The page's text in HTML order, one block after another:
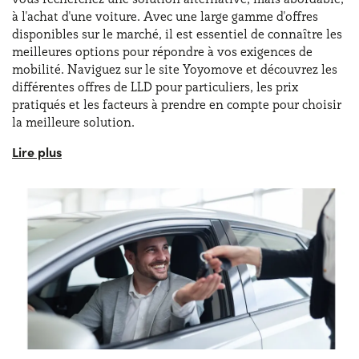
à l'achat d'une voiture. Avec une large gamme d'offres
disponibles sur le marché, il est essentiel de connaître les
meilleures options pour répondre à vos exigences de
mobilité. Naviguez sur le site Yoyomove et découvrez les
différentes offres de LLD pour particuliers, les prix
pratiqués et les facteurs à prendre en compte pour choisir
la meilleure solution.
Lorsqu'on parle de
facilement trouver le véhicule idéal grâce à Yoyomove,
avec la garantie de délais certains et d’un support client
de qualité !
La formule de LLD pour particuliers est à la fois
simple et
rentable
précisément en raison de sa flexibilité : la LLD
pour particuliers est une solution idéale si vous parcourez
peu de kilomètres, mais aussi si vous utilisez votre
véhicule habituellement pour les loisirs ou le travail ! Les